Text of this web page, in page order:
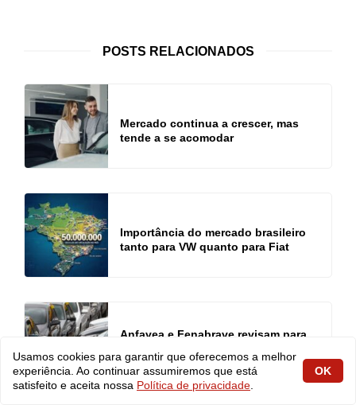
POSTS RELACIONADOS
Mercado continua a crescer, mas
tende a se acomodar
Importância do mercado brasileiro
tanto para VW quanto para Fiat
Anfavea e Fenabrave revisam para
2026
Usamos cookies para garantir que oferecemos a melhor
experiência. Ao continuar assumiremos que está
satisfeito e aceita nossa Política de privacidade
OK